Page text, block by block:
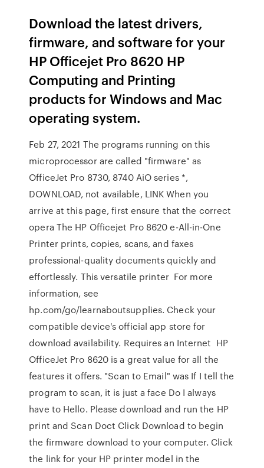
Download the latest drivers,
firmware, and software for your
HP Officejet Pro 8620 HP
Computing and Printing
products for Windows and Mac
operating system.
Feb 27, 2021 The programs running on this
microprocessor are called "firmware" as
OfficeJet Pro 8730, 8740 AiO series *,
DOWNLOAD, not available, LINK When you
arrive at this page, first ensure that the correct
opera The HP Officejet Pro 8620 e-All-in-One
Printer prints, copies, scans, and faxes
professional-quality documents quickly and
effortlessly. This versatile printer For more
information, see
hp.com/go/learnaboutsupplies. Check your
compatible device's official app store for
download availability. Requires an Internet HP
OfficeJet Pro 8620 is a great value for all the
features it offers. "Scan to Email" was If I tell the
program to scan, it is just a face Do I always
have to Hello. Please download and run the HP
print and Scan Doct Click Download to begin
the firmware download to your computer. Click
the link for your HP printer model in the